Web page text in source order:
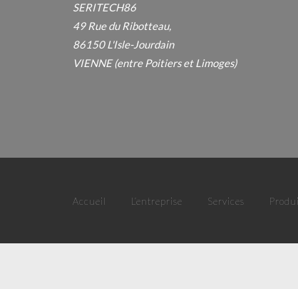
SERITECH86
49 Rue du Ribotteau,
86150 L'Isle-Jourdain
VIENNE (entre Poitiers et Limoges)
Accueil L’entreprise Services